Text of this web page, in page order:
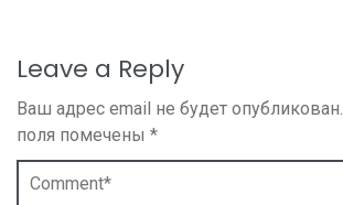
Leave a Reply
Ваш адрес email не будет опубликован.
поля помечены *